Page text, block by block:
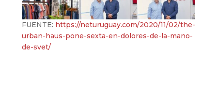
FUENTE: https://neturuguay.com/2020/11/02/the-
urban-haus-pone-sexta-en-dolores-de-la-mano-
de-svet/